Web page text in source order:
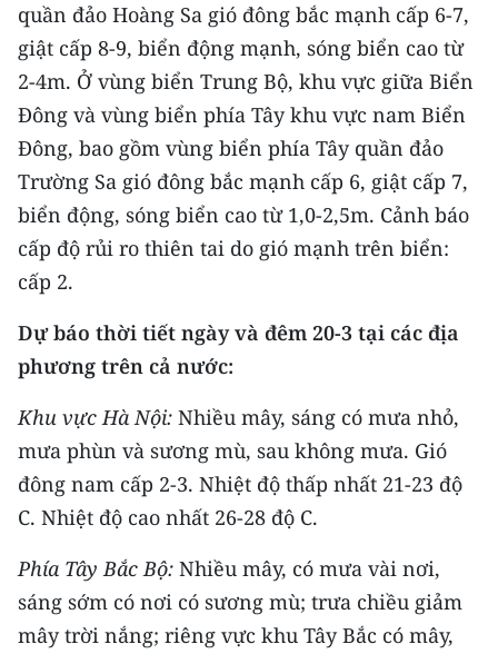
Media Khoa học - Công nghệ
Media Môi trường
Ảnh
Infographic
TIN MỚI
TIN ĐỊA PHƯƠNG
Trung du và miền núi phía Bắc
Đồng bằng sông Hồng
Bắc Trung Bộ
Duyên hải Nam Trung Bộ và Tây
Đông Nam Bộ
Đồng bằng sông Cửu Long
quần đảo Hoàng Sa gió đông bắc mạnh cấp 6-7,
giật cấp 8-9, biển động mạnh, sóng biển cao từ
2-4m. Ở vùng biển Trung Bộ, khu vực giữa Biển
Đông và vùng biển phía Tây khu vực nam Biển
Đông, bao gồm vùng biển phía Tây quần đảo
Trường Sa gió đông bắc mạnh cấp 6, giật cấp 7,
biển động, sóng biển cao từ 1,0-2,5m. Cảnh báo
cấp độ rủi ro thiên tai do gió mạnh trên biển:
cấp 2.
Dự báo thời tiết ngày và đêm 20-3 tại các địa
phương trên cả nước:
Khu vực Hà Nội: Nhiều mây, sáng có mưa nhỏ,
mưa phùn và sương mù, sau không mưa. Gió
đông nam cấp 2-3. Nhiệt độ thấp nhất 21-23 độ
C. Nhiệt độ cao nhất 26-28 độ C.
Phía Tây Bắc Bộ: Nhiều mây, có mưa vài nơi,
sáng sớm có nơi có sương mù; trưa chiều giảm
mây trời nắng; riêng vực khu Tây Bắc có mây,